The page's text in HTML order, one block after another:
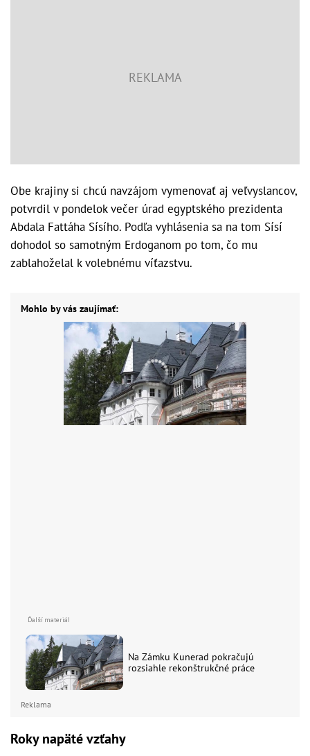
Obe krajiny si chcú navzájom vymenovať aj veľvyslancov,
potvrdil v pondelok večer úrad egyptského prezidenta
Abdala Fattáha Sísího. Podľa vyhlásenia sa na tom Sísí
dohodol so samotným Erdoganom po tom, čo mu
zablahoželal k volebnému víťazstvu.
Mohlo by vás zaujímať:
Na Zámku Kunerad pokračujú
rozsiahle rekonštrukčné práce
Reklama
Roky napäté vzťahy